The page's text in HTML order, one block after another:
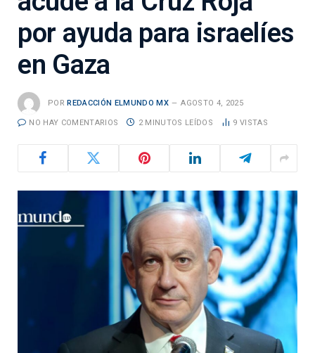
por ayuda para israelíes
en Gaza
POR REDACCIÓN ELMUNDO MX AGOSTO 4, 2025
NO HAY COMENTARIOS 2 MINUTOS LEÍDOS 9 VISTAS